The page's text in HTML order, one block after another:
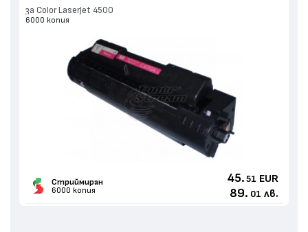
за Color LaserJet 4500
6000 копия
Стриймиран
6000 копия
45. 51 EUR
89. 01 лв.